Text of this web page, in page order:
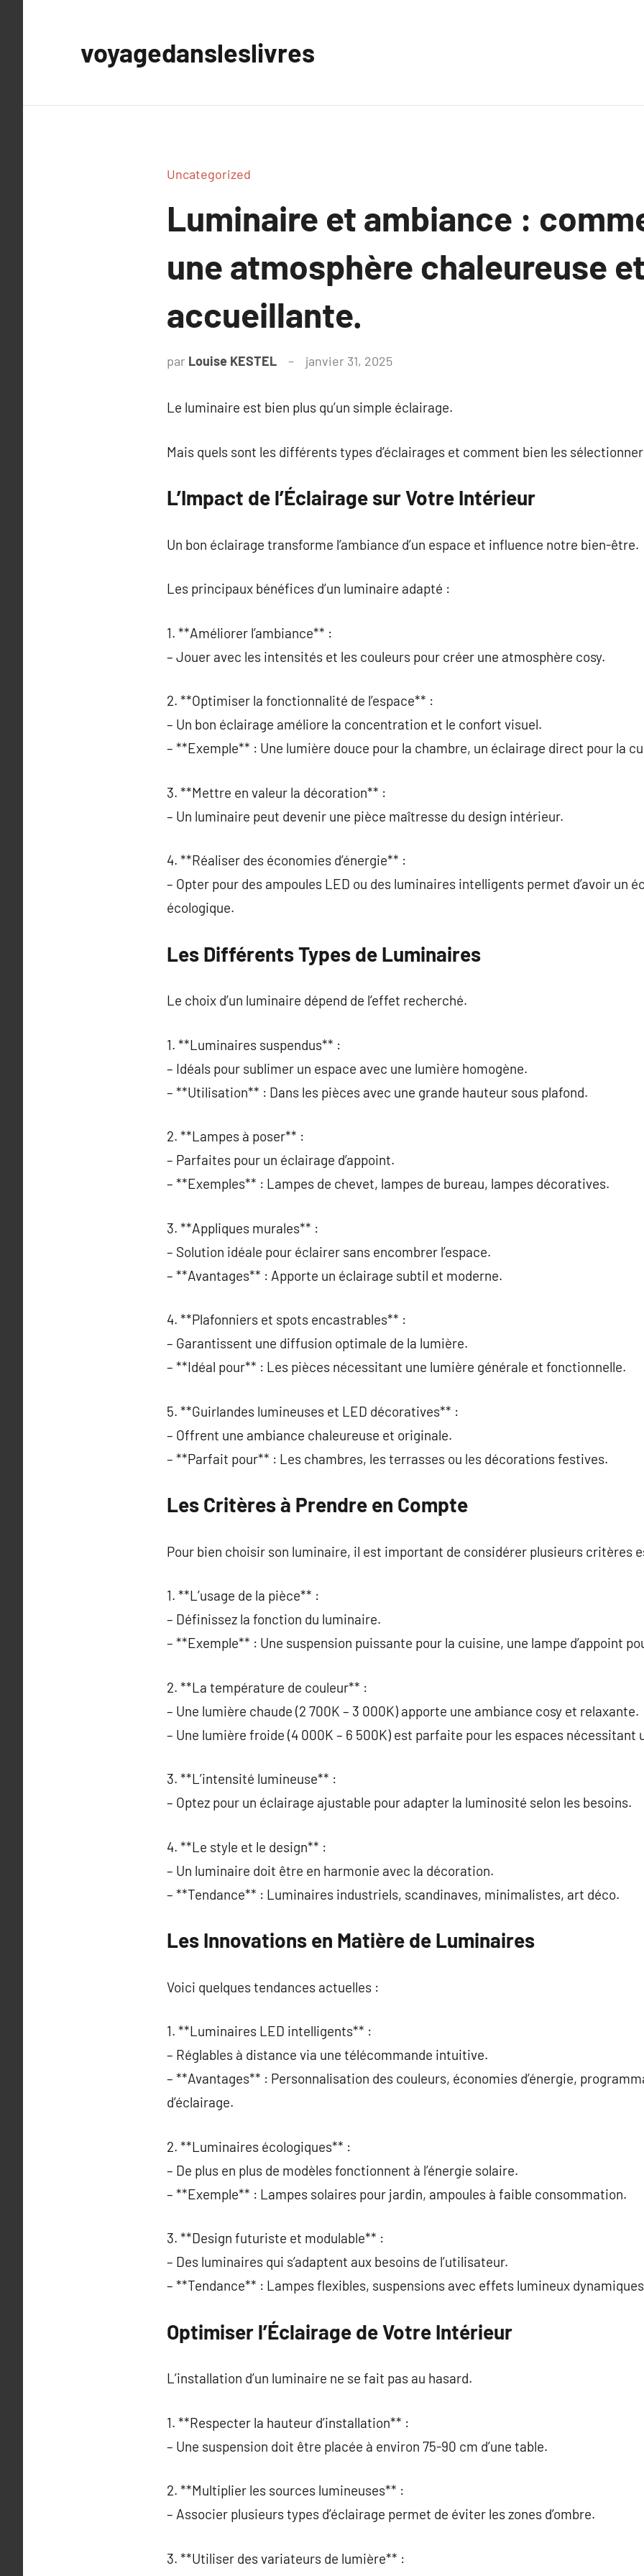
voyagedansleslivres
Uncategorized
Luminaire et ambiance :
une atmosphère chaleureuse
accueillante.
par Louise KESTEL janvier 31, 2025
Le luminaire est bien plus qu’un simple éclairage.
Mais quels sont les différents types d’éclairages et comment bien les
L’Impact de l’Éclairage sur Votre Intérieur
Un bon éclairage transforme l’ambiance d’un espace et influence notre bien-être.
Les principaux bénéfices d’un luminaire adapté :
1. **Améliorer l’ambiance** :
– Jouer avec les intensités et les couleurs pour créer une atmosphère cosy.
2. **Optimiser la fonctionnalité de l’espace** :
– Un bon éclairage améliore la concentration et le confort visuel.
– **Exemple** : Une lumière douce pour la chambre, un éclairage direct pour la
3. **Mettre en valeur la décoration** :
– Un luminaire peut devenir une pièce maîtresse du design intérieur.
4. **Réaliser des économies d’énergie** :
– Opter pour des ampoules LED ou des luminaires intelligents permet d’avoir un
écologique.
Les Différents Types de Luminaires
Le choix d’un luminaire dépend de l’effet recherché.
1. **Luminaires suspendus** :
– Idéals pour sublimer un espace avec une lumière homogène.
– **Utilisation** : Dans les pièces avec une grande hauteur sous plafond.
2. **Lampes à poser** :
– Parfaites pour un éclairage d’appoint.
– **Exemples** : Lampes de chevet, lampes de bureau, lampes décoratives.
3. **Appliques murales** :
– Solution idéale pour éclairer sans encombrer l’espace.
– **Avantages** : Apporte un éclairage subtil et moderne.
4. **Plafonniers et spots encastrables** :
– Garantissent une diffusion optimale de la lumière.
– **Idéal pour** : Les pièces nécessitant une lumière générale et fonctionnelle.
5. **Guirlandes lumineuses et LED décoratives** :
– Offrent une ambiance chaleureuse et originale.
– **Parfait pour** : Les chambres, les terrasses ou les décorations festives.
Les Critères à Prendre en Compte
Pour bien choisir son luminaire, il est important de considérer plusieurs critères
1. **L’usage de la pièce** :
– Définissez la fonction du luminaire.
– **Exemple** : Une suspension puissante pour la cuisine, une lampe d’appoint
2. **La température de couleur** :
– Une lumière chaude (2 700K – 3 000K) apporte une ambiance cosy et relaxante.
– Une lumière froide (4 000K – 6 500K) est parfaite pour les espaces nécessitant
3. **L’intensité lumineuse** :
– Optez pour un éclairage ajustable pour adapter la luminosité selon les besoins.
4. **Le style et le design** :
– Un luminaire doit être en harmonie avec la décoration.
– **Tendance** : Luminaires industriels, scandinaves, minimalistes, art déco.
Les Innovations en Matière de Luminaires
Voici quelques tendances actuelles :
1. **Luminaires LED intelligents** :
– Réglables à distance via une télécommande intuitive.
– **Avantages** : Personnalisation des couleurs, économies d’énergie,
d’éclairage.
2. **Luminaires écologiques** :
– De plus en plus de modèles fonctionnent à l’énergie solaire.
– **Exemple** : Lampes solaires pour jardin, ampoules à faible consommation.
3. **Design futuriste et modulable** :
– Des luminaires qui s’adaptent aux besoins de l’utilisateur.
– **Tendance** : Lampes flexibles, suspensions avec effets lumineux
Optimiser l’Éclairage de Votre Intérieur
L’installation d’un luminaire ne se fait pas au hasard.
1. **Respecter la hauteur d’installation** :
– Une suspension doit être placée à environ 75-90 cm d’une table.
2. **Multiplier les sources lumineuses** :
– Associer plusieurs types d’éclairage permet de éviter les zones d’ombre.
3. **Utiliser des variateurs de lumière** :